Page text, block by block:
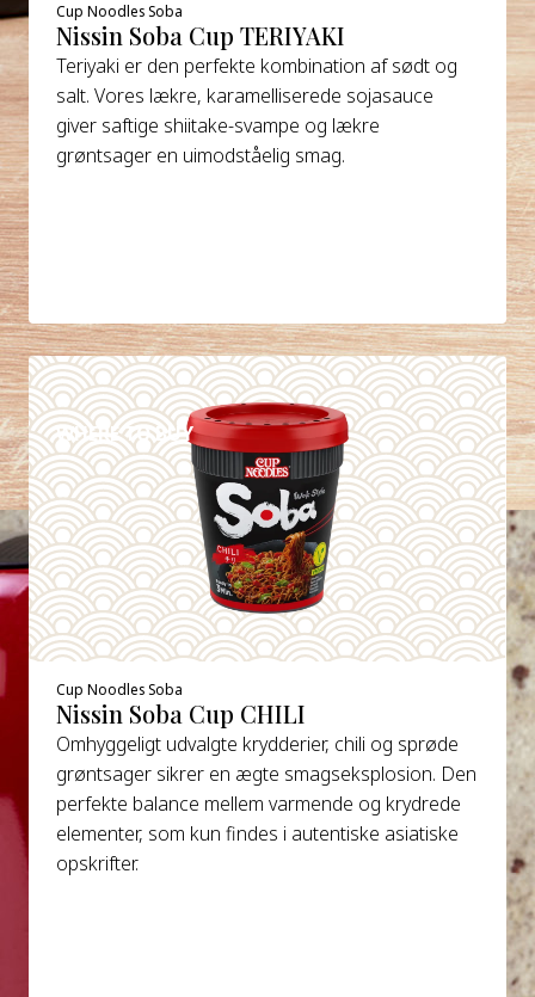
Cup Noodles Soba
Nissin Soba Cup TERIYAKI
Teriyaki er den perfekte kombination af sødt og
salt. Vores lækre, karamelliserede sojasauce
giver saftige shiitake-svampe og lækre
grøntsager en uimodståelig smag.
WHERE TO BUY
DETAILS
Cup Noodles Soba
Nissin Soba Cup CHILI
Omhyggeligt udvalgte krydderier, chili og sprøde
grøntsager sikrer en ægte smagseksplosion. Den
perfekte balance mellem varmende og krydrede
elementer, som kun findes i autentiske asiatiske
opskrifter.